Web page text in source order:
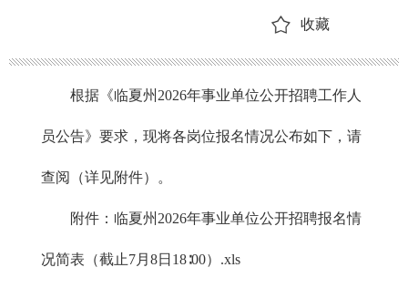
收藏
根据《临夏州 2026年事业单位公开招聘工作人
员公告》要求，现将各岗位报名情况公布如下，请
查阅（详见附件）。
附件： 临夏州2026年事业单位公开招聘报名情
况简表（截止7月8日18∶00）.xls